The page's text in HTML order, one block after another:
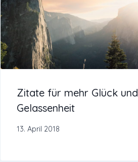
Zitate für mehr Glück und
Gelassenheit
13. April 2018